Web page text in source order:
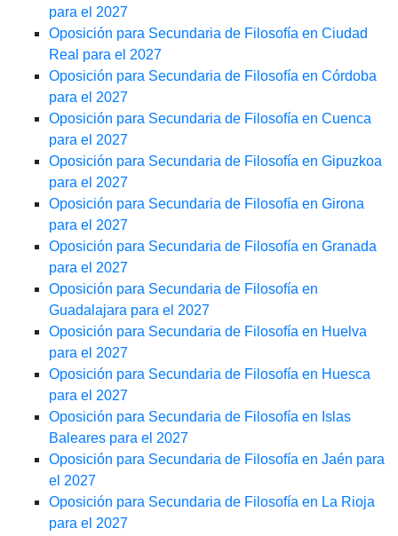
para el 2027
Oposición para Secundaria de Filosofía en Ciudad
Real para el 2027
Oposición para Secundaria de Filosofía en Córdoba
para el 2027
Oposición para Secundaria de Filosofía en Cuenca
para el 2027
Oposición para Secundaria de Filosofía en Gipuzkoa
para el 2027
Oposición para Secundaria de Filosofía en Girona
para el 2027
Oposición para Secundaria de Filosofía en Granada
para el 2027
Oposición para Secundaria de Filosofía en
Guadalajara para el 2027
Oposición para Secundaria de Filosofía en Huelva
para el 2027
Oposición para Secundaria de Filosofía en Huesca
para el 2027
Oposición para Secundaria de Filosofía en Islas
Baleares para el 2027
Oposición para Secundaria de Filosofía en Jaén para
el 2027
Oposición para Secundaria de Filosofía en La Rioja
para el 2027